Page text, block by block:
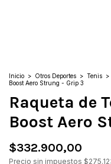
Inicio > Otros Deportes > Tenis >
Boost Aero Strung - Grip 3
Raqueta de
Boost Aero
$332.900,00
Precio sin impuestos